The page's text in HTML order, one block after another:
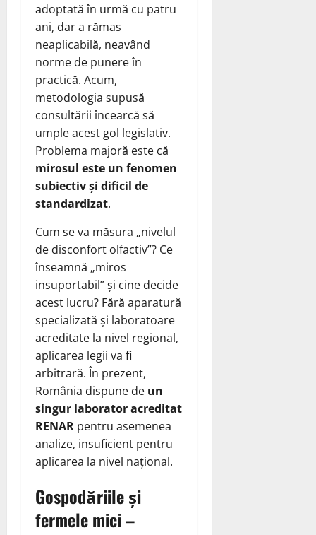
adoptată în urmă cu patru
ani, dar a rămas
neaplicabilă, neavând
norme de punere în
practică. Acum,
metodologia supusă
consultării încearcă să
umple acest gol legislativ.
Problema majoră este că
mirosul este un fenomen
subiectiv și dificil de
standardizat.
Cum se va măsura „nivelul
de disconfort olfactiv”? Ce
înseamnă „miros
insuportabil” și cine decide
acest lucru? Fără aparatură
specializată și laboratoare
acreditate la nivel regional,
aplicarea legii va fi
arbitrară. În prezent,
România dispune de un
singur laborator acreditat
RENAR pentru asemenea
analize, insuficient pentru
aplicarea la nivel național.
Gospodăriile și
fermele mici –